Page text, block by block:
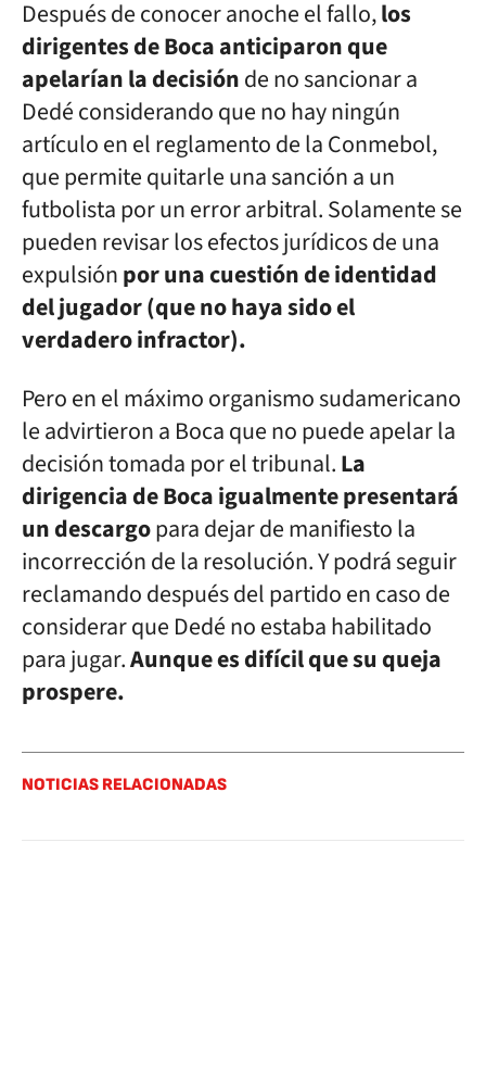
Después de conocer anoche el fallo,los
dirigentes de Boca anticiparon que
apelarían la decisiónde no sancionar a
Dedé considerando que no hay ningún
artículo en el reglamento de la Conmebol,
que permite quitarle una sanción a un
futbolista por un error arbitral. Solamente se
pueden revisar los efectos jurídicos de una
expulsiónpor una cuestión de identidad
del jugador (que no haya sido el
verdadero infractor).
Pero en el máximo organismo sudamericano
le advirtieron a Boca que no puede apelar la
decisión tomada por el tribunal.La
dirigencia de Boca igualmente presentará
un descargopara dejar de manifiesto la
incorrección de la resolución. Y podrá seguir
reclamando después del partido en caso de
considerar que Dedé no estaba habilitado
para jugar.Aunque es difícil que su queja
prospere.
NOTICIAS RELACIONADAS